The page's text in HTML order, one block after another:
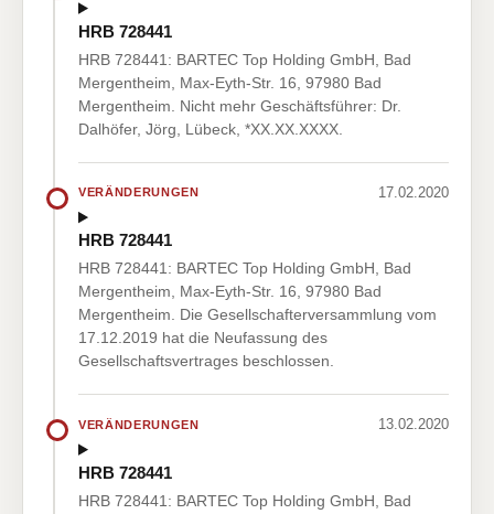
HRB 728441
HRB 728441: BARTEC Top Holding GmbH, Bad
Mergentheim, Max-Eyth-Str. 16, 97980 Bad
Mergentheim. Nicht mehr Geschäftsführer: Dr.
Dalhöfer, Jörg, Lübeck, *XX.XX.XXXX.
VERÄNDERUNGEN 17.02.2020
HRB 728441
HRB 728441: BARTEC Top Holding GmbH, Bad
Mergentheim, Max-Eyth-Str. 16, 97980 Bad
Mergentheim. Die Gesellschafterversammlung vom
17.12.2019 hat die Neufassung des
Gesellschaftsvertrages beschlossen.
VERÄNDERUNGEN 13.02.2020
HRB 728441
HRB 728441: BARTEC Top Holding GmbH, Bad